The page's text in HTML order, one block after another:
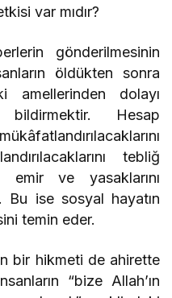
var mıdır?
gönderilmesinin
öldükten sonra
amellerinden dolayı
bildirmektir. Hesap
tebliğ
emir ve yasaklarını
Bu ise sosyal hayatın
temin eder.
bir hikmeti de ahirette
“bize Allah’ın